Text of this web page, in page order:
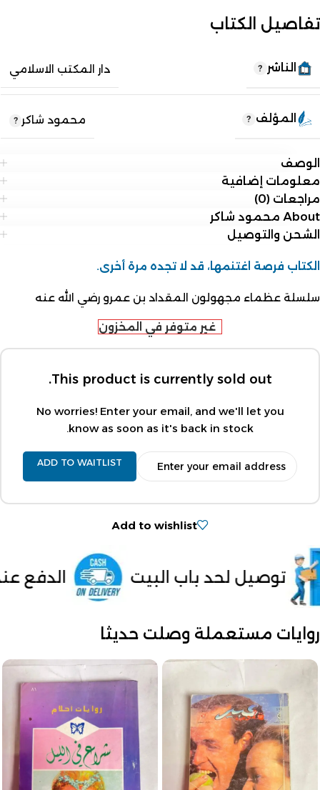
تفاصيل الكتاب
الناشر دار المكتب الاسلامي
المؤلف محمود شاكر
الوصف
معلومات إضافية
مراجعات (0)
About محمود شاكر
الشحن والتوصيل
الكتاب فرصة اغتنمها، قد لا تجده مرة أخرى.
سلسلة عظماء مجهولون المقداد بن عمرو رضي الله عنه
غير متوفر في المخزون
This product is currently sold out.
No worries! Enter your email, and we'll let you
know as soon as it's back in stock.
ADD TO WAITLIST
Add to wishlist
الدفع عند الاستلام داخل البيت
روايات مستعملة وصلت حديثا